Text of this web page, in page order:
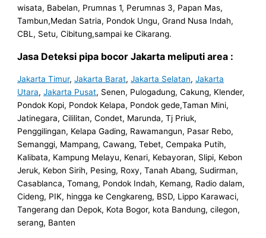
wisata, Babelan, Prumnas 1, Perumnas 3, Papan Mas,
Tambun,Medan Satria, Pondok Ungu, Grand Nusa Indah,
CBL, Setu, Cibitung,sampai ke Cikarang.
Jasa Deteksi pipa bocor Jakarta meliputi area :
Jakarta Timur,Jakarta Barat,Jakarta Selatan,Jakarta
Utara,Jakarta Pusat, Senen, Pulogadung, Cakung, Klender,
Pondok Kopi, Pondok Kelapa, Pondok gede,Taman Mini,
Jatinegara, Cililitan, Condet, Marunda, Tj Priuk,
Penggilingan, Kelapa Gading, Rawamangun, Pasar Rebo,
Semanggi, Mampang, Cawang, Tebet, Cempaka Putih,
Kalibata, Kampung Melayu, Kenari, Kebayoran, Slipi, Kebon
Jeruk, Kebon Sirih, Pesing, Roxy, Tanah Abang, Sudirman,
Casablanca, Tomang, Pondok Indah, Kemang, Radio dalam,
Cideng, PIK, hingga ke Cengkareng, BSD, Lippo Karawaci,
Tangerang dan Depok, Kota Bogor, kota Bandung, cilegon,
serang, Banten